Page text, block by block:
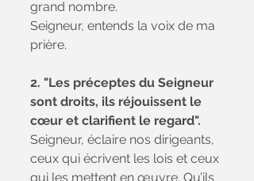
grand nombre.
Seigneur, entends la voix de ma
prière.
2. "Les préceptes du Seigneur
sont droits, ils réjouissent le
cœur et clarifient le regard".
Seigneur, éclaire nos dirigeants,
ceux qui écrivent les lois et ceux
qui les mettent en œuvre. Qu’ils